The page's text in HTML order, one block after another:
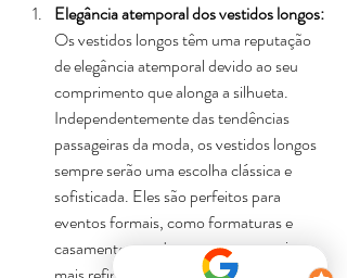
Elegância atemporal dos vestidos longos:
Os vestidos longos têm uma reputação
de elegância atemporal devido ao seu
comprimento que alonga a silhueta.
Independentemente das tendências
passageiras da moda, os vestidos longos
sempre serão uma escolha clássica e
sofisticada. Eles são perfeitos para
eventos formais, como formaturas e
casamentos, onde se espera um traje